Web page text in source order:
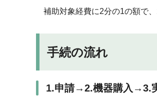
補助対象経費に2分の1の額で
手続の流れ
1.申請→2.機器購入→3.